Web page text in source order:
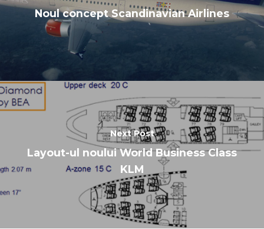
Noul concept Scandinavian Airlines
Next Post
Layout-ul noului World Business Class
KLM